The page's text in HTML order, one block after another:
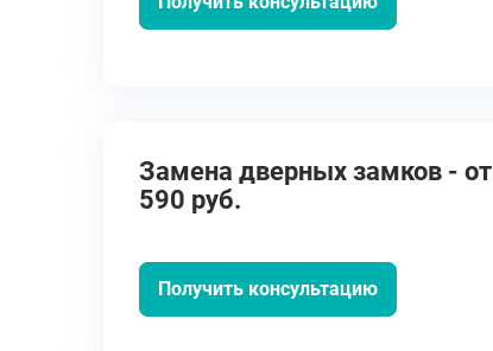
Замена дверных замков - от
590 руб.
Получить консультацию